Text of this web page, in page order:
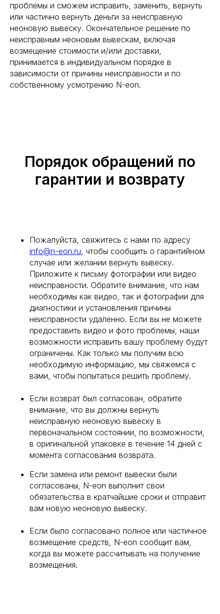
проблемы и сможем исправить, заменить, вернуть
или частично вернуть деньги за неисправную
неоновую вывеску. Окончательное решение по
неисправным неоновым вывескам, включая
возмещение стоимости и/или доставки,
принимается в индивидуальном порядке в
зависимости от причины неисправности и по
собственному усмотрению N-eon.
Порядок обращений по
гарантии и возврату
Пожалуйста, свяжитесь с нами по адресу
info@n-eon.ru, чтобы сообщить о гарантийном
случае или желании вернуть вывеску.
Приложите к письму фотографии или видео
неисправности. Обратите внимание, что нам
необходимы как видео, так и фотографии для
диагностики и установления причины
неисправности удаленно. Если вы не можете
предоставить видео и фото проблемы, наши
возможности исправить вашу проблему будут
ограничены. Как только мы получим всю
необходимую информацию, мы свяжемся с
вами, чтобы попытаться решить проблему.
Если возврат был согласован, обратите
внимание, что вы должны вернуть
неисправную неоновую вывеску в
первоначальном состоянии, по возможности,
в оригинальной упаковке в течение 14 дней с
момента согласования возврата.
Если замена или ремонт вывески были
согласованы, N-eon выполнит свои
обязательства в кратчайшие сроки и отправит
вам новую неоновую вывеску.
Если было согласовано полное или частичное
возмещение средств, N-eon сообщит вам,
когда вы можете рассчитывать на получение
возмещения.